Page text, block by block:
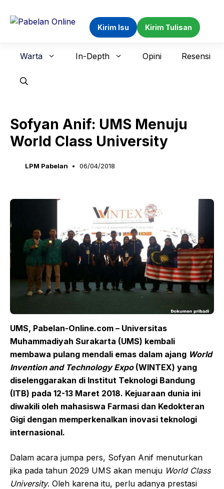
Kirim Isu Kirim Tulisan
Warta In-Depth Opini Resensi
Sofyan Anif: UMS Menuju
World Class University
LPM Pabelan 06/04/2018
UMS, Pabelan-Online.com – Universitas
Muhammadiyah Surakarta (UMS) kembali
membawa pulang mendali emas dalam ajang World
Invention and Technology Expo(WINTEX) yang
diselenggarakan di Institut Teknologi Bandung
(ITB) pada 12-13 Maret 2018. Kejuaraan dunia ini
diwakili oleh mahasiswa Farmasi dan Kedokteran
Gigi dengan memperkenalkan inovasi teknologi
internasional.
Dalam acara jumpa pers, Sofyan Anif menuturkan
jika pada tahun 2029 UMS akan menuju World Class
University. Oleh karena itu, perlu adanya prestasi